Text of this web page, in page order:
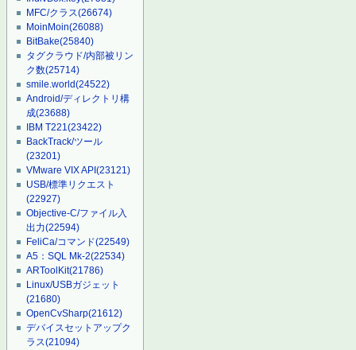
MFC/クラス(26674)
MoinMoin(26088)
BitBake(25840)
タグクラウド/内部被リン
ク数(25714)
smile.world(24522)
Android/ディレクトリ構
成(23688)
IBM T221(23422)
BackTrack/ツール
(23201)
VMware VIX API(23121)
USB/標準リクエスト
(22927)
Objective-C/ファイル入
出力(22594)
FeliCa/コマンド(22549)
A5：SQL Mk-2(22534)
ARToolKit(21786)
Linux/USBガジェット
(21680)
OpenCvSharp(21612)
デバイスセットアップク
ラス(21094)